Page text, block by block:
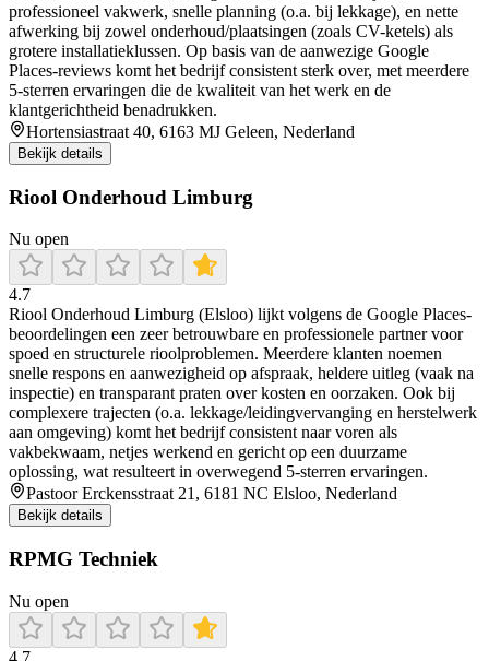
professioneel vakwerk, snelle planning (o.a. bij lekkage), en nette
afwerking bij zowel onderhoud/plaatsingen (zoals CV-ketels) als
grotere installatieklussen. Op basis van de aanwezige Google
Places-reviews komt het bedrijf consistent sterk over, met meerdere
5-sterren ervaringen die de kwaliteit van het werk en de
klantgerichtheid benadrukken.
Hortensiastraat 40, 6163 MJ Geleen, Nederland
Bekijk details
Riool Onderhoud Limburg
Nu open
4.7
Riool Onderhoud Limburg (Elsloo) lijkt volgens de Google Places-
beoordelingen een zeer betrouwbare en professionele partner voor
spoed en structurele rioolproblemen. Meerdere klanten noemen
snelle respons en aanwezigheid op afspraak, heldere uitleg (vaak na
inspectie) en transparant praten over kosten en oorzaken. Ook bij
complexere trajecten (o.a. lekkage/leidingvervanging en herstelwerk
aan omgeving) komt het bedrijf consistent naar voren als
vakbekwaam, netjes werkend en gericht op een duurzame
oplossing, wat resulteert in overwegend 5-sterren ervaringen.
Pastoor Erckensstraat 21, 6181 NC Elsloo, Nederland
Bekijk details
RPMG Techniek
Nu open
4.7